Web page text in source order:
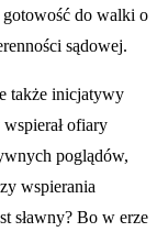
do walki o
sądowej.
także inicjatywy
ofiary
poglądów,
wspierania
sławny? Bo w erze